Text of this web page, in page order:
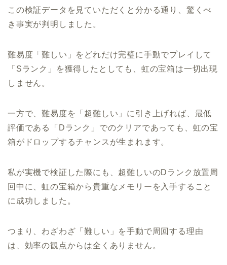
この検証データを見ていただくと分かる通り、驚くべ
き事実が判明しました。
難易度「難しい」をどれだけ完璧に手動でプレイして
「Sランク」を獲得したとしても、虹の宝箱は一切出現
しません。
一方で、難易度を「超難しい」に引き上げれば、最低
評価である「Dランク」でのクリアであっても、虹の宝
箱がドロップするチャンスが生まれます。
私が実機で検証した際にも、超難しいのDランク放置周
回中に、虹の宝箱から貴重なメモリーを入手すること
に成功しました。
つまり、わざわざ「難しい」を手動で周回する理由
は、効率の観点からは全くありません。